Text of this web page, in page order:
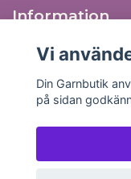
Information
Sociala medier
Vi
Din Garnbutik
på sidan